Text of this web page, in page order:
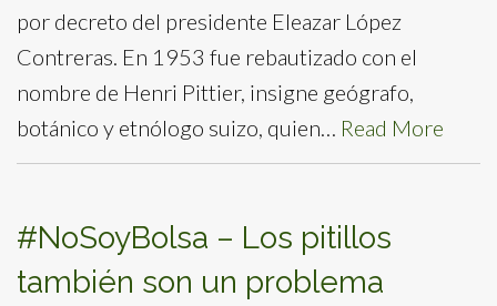
por decreto del presidente Eleazar López
Contreras. En 1953 fue rebautizado con el
nombre de Henri Pittier, insigne geógrafo,
botánico y etnólogo suizo, quien… Read More
#NoSoyBolsa – Los pitillos
también son un problema